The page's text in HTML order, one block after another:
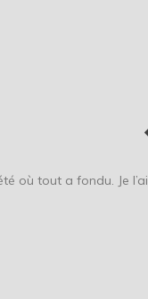
où tout a fondu. Je l’ai